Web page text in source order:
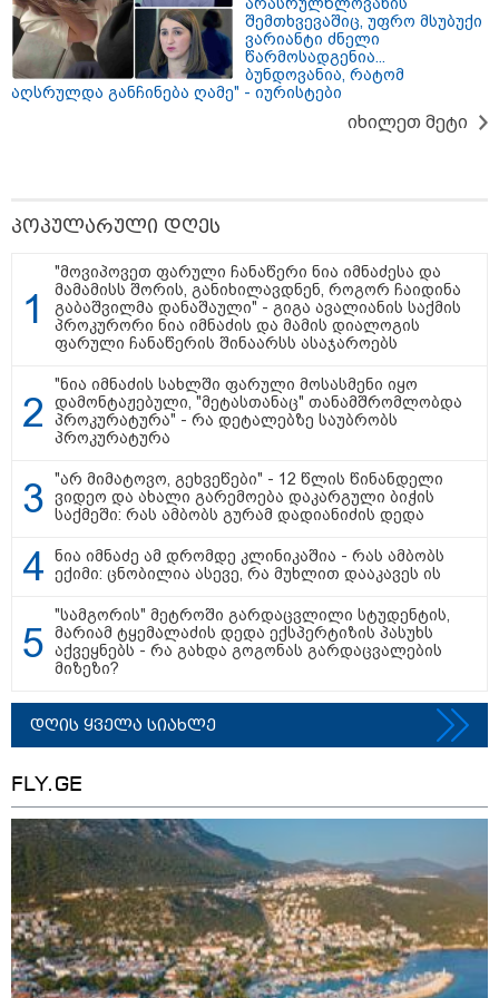
11:13 / 05-08-2026
Hisense წარმოგიდგენთ გზავნილს "ინოვაციები
უკეთესი ცხოვრებისათვის" FIFA-ს 2026 წლის
15:49 / 06-08-2026
შეიძინე ალდაგის სამოგზაურო დაზღვევა და
მიიღე გაორმაგებული ინტერნეტი
Faceამბები
არასრულწლოვანის
შემთხვევაშიც, უფრო მსუბუქი
ვარიანტი ძნელი
წარმოსადგენია...
ბუნდოვანია, რატომ
აღსრულდა განჩინება ღამე" - იურისტები
იხილეთ მეტი
პოპულარული დღეს
"მოვიპოვეთ ფარული ჩანაწერი ნია იმნაძესა და
მამამისს შორის, განიხილავდნენ, როგორ ჩაიდინა
გაბაშვილმა დანაშაული" - გიგა ავალიანის საქმის
პროკურორი ნია იმნაძის და მამის დიალოგის
ფარული ჩანაწერის შინაარსს ასაჯაროებს
"ნია იმნაძის სახლში ფარული მოსასმენი იყო
დამონტაჟებული, "მეტასთანაც" თანამშრომლობდა
პროკურატურა" - რა დეტალებზე საუბრობს
პროკურატურა
"არ მიმატოვო, გეხვეწები" - 12 წლის წინანდელი
ვიდეო და ახალი გარემოება დაკარგული ბიჭის
საქმეში: რას ამბობს გურამ დადიანიძის დედა
ნია იმნაძე ამ დრომდე კლინიკაშია - რას ამბობს
ექიმი: ცნობილია ასევე, რა მუხლით დააკავეს ის
"სამგორის" მეტროში გარდაცვლილი სტუდენტის,
მარიამ ტყემალაძის დედა ექსპერტიზის პასუხს
აქვეყნებს - რა გახდა გოგონას გარდაცვალების
მიზეზი?
დღის ყველა სიახლე
FLY.GE